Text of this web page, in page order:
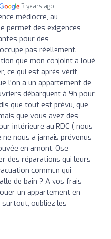
3 years ago
médiocre, au
permet des exigences
pour des
pas réellement.
que mon conjoint a loué
ce qui est après vérif,
l'on a un appartement de
débarquent à 9h pour
que tout est prévu, que
que vous avez des
intérieure au RDC ( nous
nous a jamais prévenus
en amont. Ose
des réparations qui leurs
commun qui
de bain ? A vos frais
un appartement en
oubliez les